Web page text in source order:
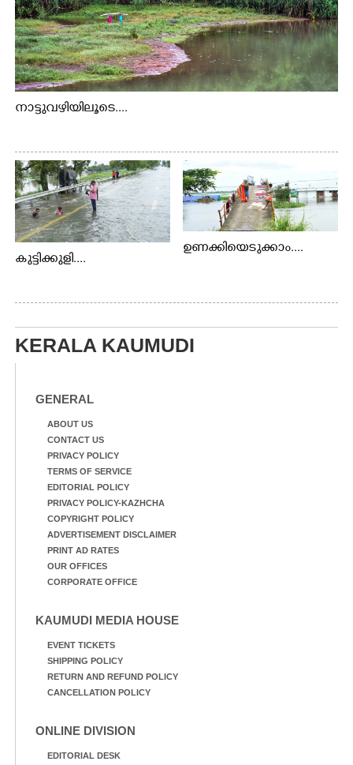
നാട്ടുവഴിയിലൂടെ....
കുട്ടിക്കുളി....
ഉണക്കിയെടുക്കാം....
KERALA KAUMUDI
GENERAL
ABOUT US
CONTACT US
PRIVACY POLICY
TERMS OF SERVICE
EDITORIAL POLICY
PRIVACY POLICY-KAZHCHA
COPYRIGHT POLICY
ADVERTISEMENT DISCLAIMER
PRINT AD RATES
OUR OFFICES
CORPORATE OFFICE
KAUMUDI MEDIA HOUSE
EVENT TICKETS
SHIPPING POLICY
RETURN AND REFUND POLICY
CANCELLATION POLICY
ONLINE DIVISION
EDITORIAL DESK